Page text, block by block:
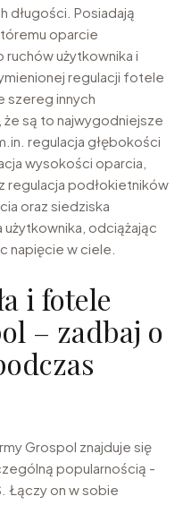
długości. Posiadają
oparcie
użytkownika i
regulacji fotele
szereg innych
są to najwygodniejsze
regulacja głębokości
wysokości oparcia,
regulacja podłokietników
oraz siedziska
użytkownika, odciążając
napięcie w ciele.
i fotele
– zadbaj o
Grospol znajduje się
popularnością -
Łączy on w sobie